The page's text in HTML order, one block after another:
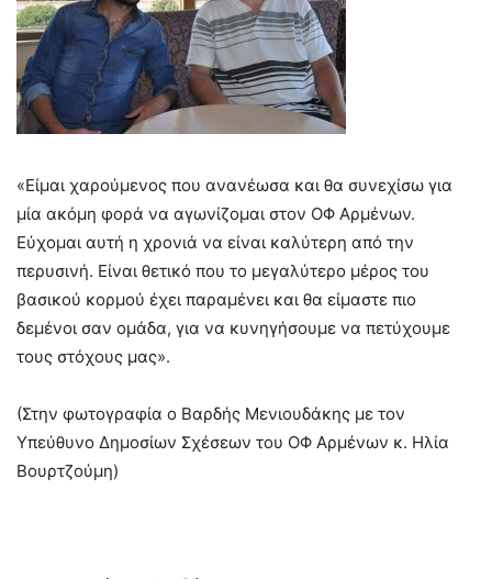
«Είμαι χαρούμενος που ανανέωσα και θα συνεχίσω για
μία ακόμη φορά να αγωνίζομαι στον ΟΦ Αρμένων.
Εύχομαι αυτή η χρονιά να είναι καλύτερη από την
περυσινή. Είναι θετικό που το μεγαλύτερο μέρος του
βασικού κορμού έχει παραμένει και θα είμαστε πιο
δεμένοι σαν ομάδα, για να κυνηγήσουμε να πετύχουμε
τους στόχους μας».
(Στην φωτογραφία ο Βαρδής Μενιουδάκης με τον
Υπεύθυνο Δημοσίων Σχέσεων του ΟΦ Αρμένων κ. Ηλία
Βουρτζούμη)